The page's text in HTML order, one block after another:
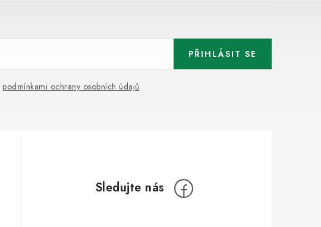
podmínkami ochrany osobních údajů
PŘIHLÁSIT SE